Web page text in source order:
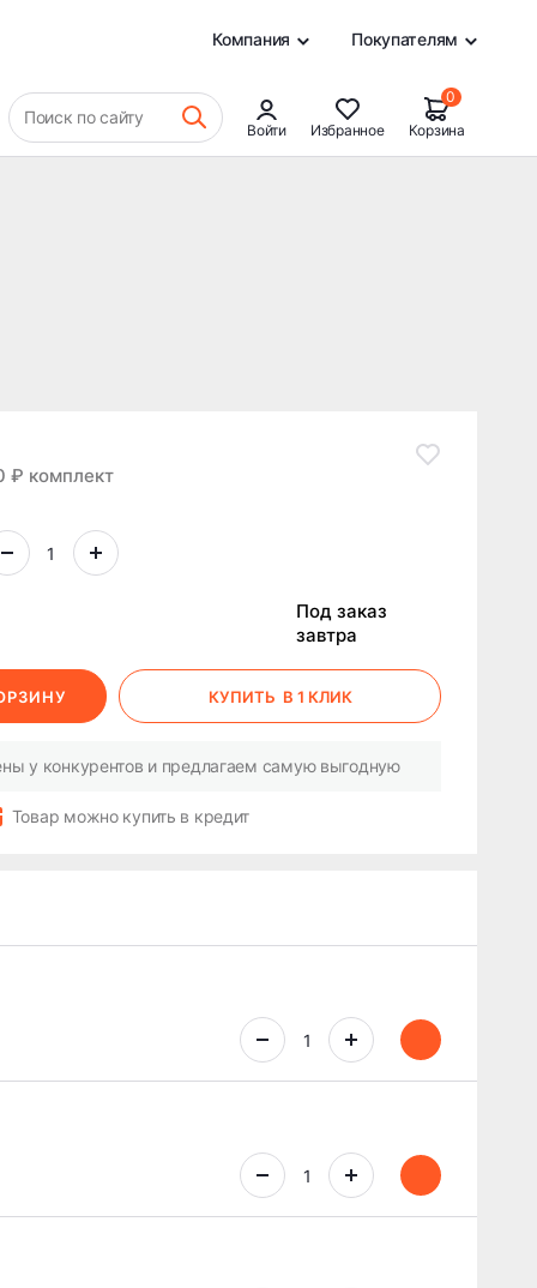
Компания Покупателям
Поиск по сайту
Войти Избранное
0
Корзина
₽ комплект
Под заказ
завтра
КУПИТЬ В 1 КЛИК
у конкурентов и предлагаем самую выгодную
Товар можно купить в кредит